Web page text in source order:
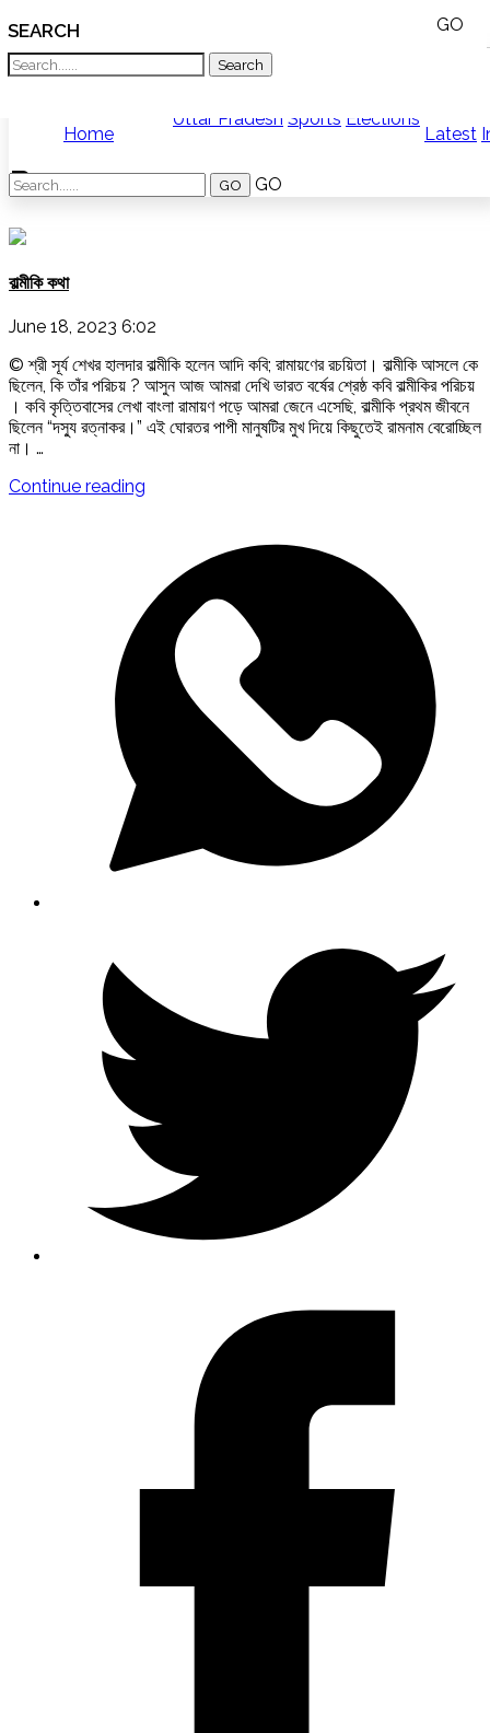
What TV doesn't, print can't; we deliver.
SEARCH GO
India
Bengal
History
Articles
Ghar
Politics
&
Order
Hindu
Temples
Home
Uttar Pradesh Sports Elections
Latest
GO
Ram
বাল্মীকি কথা
June 18, 2023 6:02
© শ্রী সূর্য শেখর হালদার বাল্মীকি হলেন আদি কবি; রামায়ণের রচয়িতা। বাল্মীকি আসলে কে
ছিলেন, কি তাঁর পরিচয় ? আসুন আজ আমরা দেখি ভারত বর্ষের শ্রেষ্ঠ কবি বাল্মীকির পরিচয়
। কবি কৃত্তিবাসের লেখা বাংলা রামায়ণ পড়ে আমরা জেনে এসেছি, বাল্মীকি প্রথম জীবনে
ছিলেন “দস্যু রত্নাকর।” এই ঘোরতর পাপী মানুষটির মুখ দিয়ে কিছুতেই রামনাম বেরোচ্ছিল
না। …
Continue reading